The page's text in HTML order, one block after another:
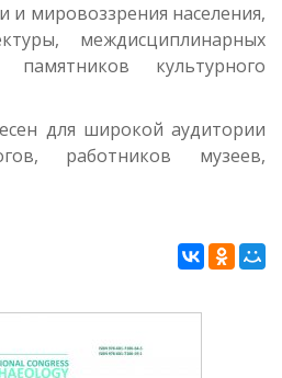
и мировоззрения населения,
междисциплинарных
культурного
для широкой аудитории
работников музеев,